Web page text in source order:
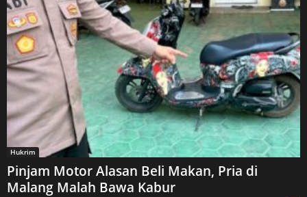
Hukrim
Pinjam Motor Alasan Beli Makan, Pria di
Malang Malah Bawa Kabur